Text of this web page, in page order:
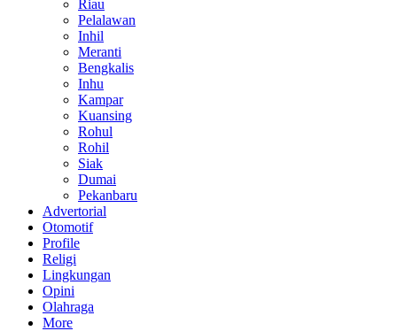
Riau
Pelalawan
Inhil
Meranti
Bengkalis
Inhu
Kampar
Kuansing
Rohul
Rohil
Siak
Dumai
Pekanbaru
Advertorial
Otomotif
Profile
Religi
Lingkungan
Opini
Olahraga
More